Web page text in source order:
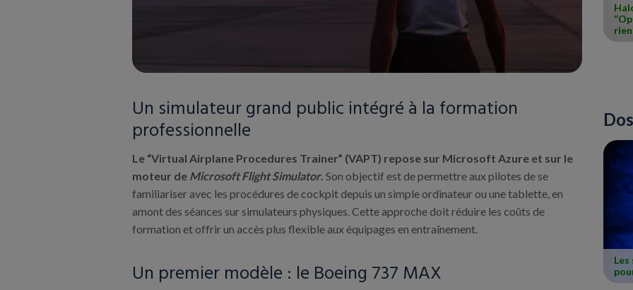
Un simulateur grand public intégré à la formation
professionnelle
Le “Virtual Airplane Procedures Trainer” (VAPT) repose sur Microsoft Azure et sur le
moteur de Microsoft Flight Simulator. Son objectif est de permettre aux pilotes de se
familiariser avec les procédures de cockpit depuis un simple ordinateur ou une tablette, en
amont des séances sur simulateurs physiques. Cette approche doit réduire les coûts de
formation et offrir un accès plus flexible aux équipages en entraînement.
Un premier modèle : le Boeing 737 MAX